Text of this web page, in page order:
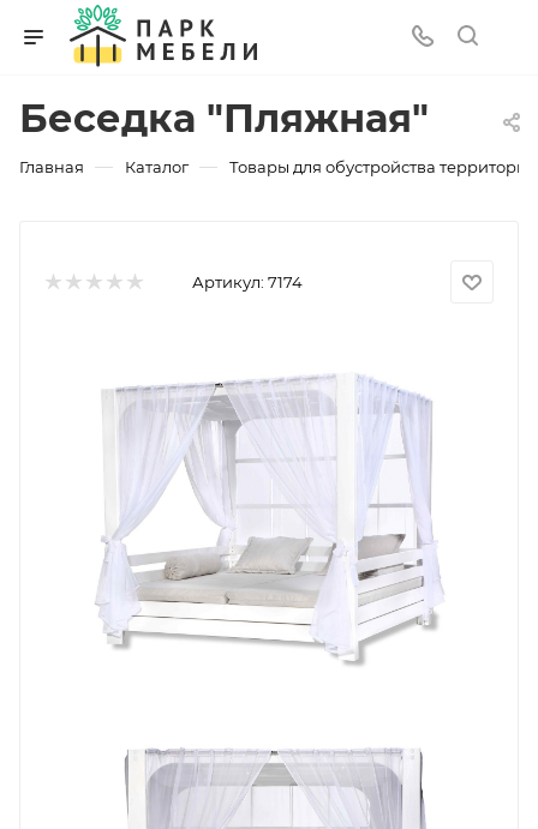
Беседка "Пляжная"
Главная — Каталог — Товары для обустройства территории
Артикул: 7174